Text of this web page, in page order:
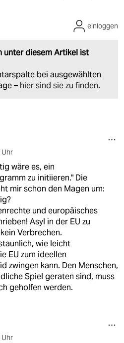
unter diesem Artikel ist
bei ausgewählten
– hier sind sie zu finden.
einloggen
Uhr
wäre es, ein
zu initiieren." Die
mir schon den Magen um:
und europäisches
Asyl in der EU zu
Verbrechen.
wie leicht
EU zum ideellen
zwingen kann. Den Menschen,
Spiel geraten sind, muss
geholfen werden.
Uhr